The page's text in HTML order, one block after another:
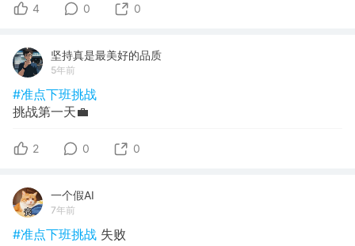
4 0 0
坚持真是最美好的品质
5年前
#准点下班挑战
挑战第一天💼
2 0 0
一个假AI
7年前
#准点下班挑战 失败